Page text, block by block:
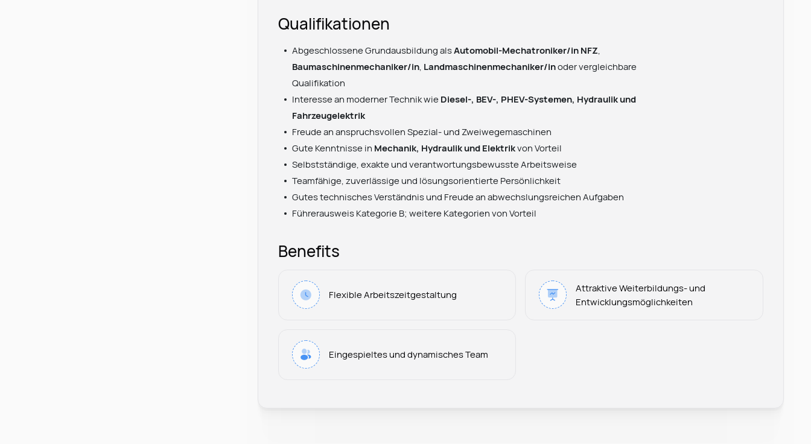
Qualifikationen
Abgeschlossene Grundausbildung alsAutomobil-Mechatroniker/in NFZ,
Baumaschinenmechaniker/in, Landmaschinenmechaniker/inoder vergleichbare
Qualifikation
Interesse an moderner Technik wie Diesel-, BEV-, PHEV-Systemen, Hydraulik und
Fahrzeugelektrik
Freude an anspruchsvollen Spezial- und Zweiwegemaschinen
Gute Kenntnisse in Mechanik, Hydraulik und Elektrikvon Vorteil
Selbstständige, exakte und verantwortungsbewusste Arbeitsweise
Teamfähige, zuverlässige und lösungsorientierte Persönlichkeit
Gutes technisches Verständnis und Freude an abwechslungsreichen Aufgaben
Führerausweis Kategorie B; weitere Kategorien von Vorteil
Benefits
Flexible Arbeitszeitgestaltung
Attraktive Weiterbildungs- und
Entwicklungsmöglichkeiten
Eingespieltes und dynamisches Team